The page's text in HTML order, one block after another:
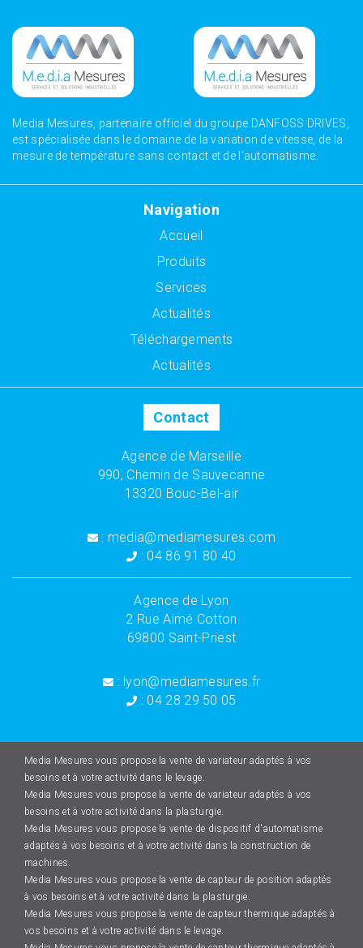
Media Mesures, partenaire officiel du groupe DANFOSS DRIVES,
est spécialisée dans le domaine de la variation de vitesse, de la
mesure de température sans contact et de l'automatisme.
Navigation
Accueil
Produits
Services
Actualités
Téléchargements
Actualités
Contact
Agence de Marseille
990, Chemin de Sauvecanne
13320 Bouc-Bel-air
: media@mediamesures.com
: 04 86 91 80 40
Agence de Lyon
2 Rue Aimé Cotton
69800 Saint-Priest
: lyon@mediamesures.fr
: 04 28 29 50 05
Media Mesures vous propose la vente de variateur adaptés à vos
besoins et à votre activité dans le levage.
Media Mesures vous propose la vente de variateur adaptés à vos
besoins et à votre activité dans la plasturgie.
Media Mesures vous propose la vente de dispositif d'automatisme
adaptés à vos besoins et à votre activité dans la construction de
machines.
Media Mesures vous propose la vente de capteur de position adaptés
à vos besoins et à votre activité dans la plasturgie.
Media Mesures vous propose la vente de capteur thermique adaptés à
vos besoins et à votre activité dans le levage.